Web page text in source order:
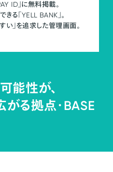
ID」に無料掲載。
る「YELL BANK」。
い」を追求した管理画面。
能性が、
がる拠点・BASE